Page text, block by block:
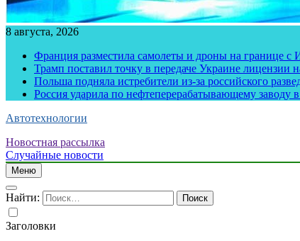
8 августа, 2026
Франция разместила самолеты и дроны на границе с
Трамп поставил точку в передаче Украине лицензии
Польша подняла истребители из-за российского
Россия ударила по нефтеперерабатывающему заводу
Автотехнологии
Новостная рассылка
Случайные новости
Меню
Найти:
Заголовки